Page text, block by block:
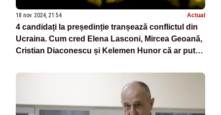
18 nov. 2024, 21:54 Actual
4 candidați la președinție tranșează conflictul din
Ucraina. Cum cred Elena Lasconi, Mircea Geoană,
Cristian Diaconescu și Kelemen Hunor că ar putea